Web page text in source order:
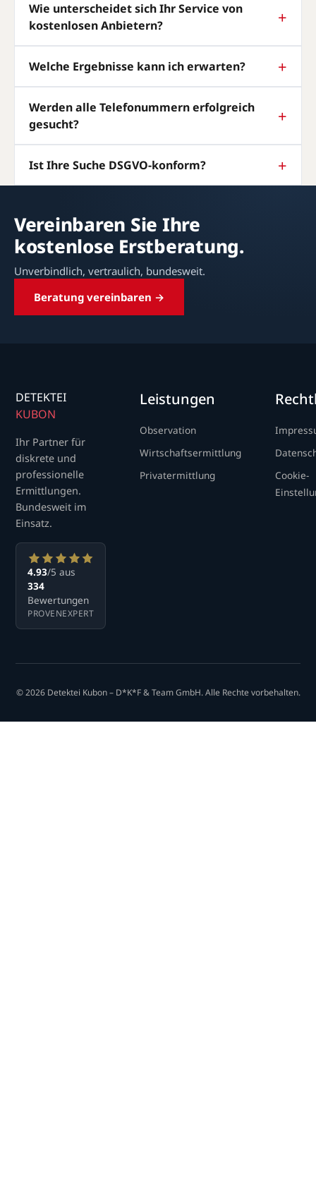
Wie unterscheidet sich Ihr Service von
kostenlosen Anbietern?
Welche Ergebnisse kann ich erwarten?
Werden alle Telefonummern erfolgreich
gesucht?
Ist Ihre Suche DSGVO-konform?
Vereinbaren Sie Ihre
kostenlose Erstberatung.
Unverbindlich, vertraulich, bundesweit.
Beratung vereinbaren →
DETEKTEI
KUBON
Ihr Partner für
diskrete und
professionelle
Ermittlungen.
Bundesweit im
Einsatz.
4.93/5 aus
334
Bewertungen
PROVENEXPERT
Leistungen
Observation
Wirtschaftsermittlung
Privatermittlung
Cookie-
© 2026 Detektei Kubon – D*K*F & Team GmbH. Alle Rechte vorbehalten.